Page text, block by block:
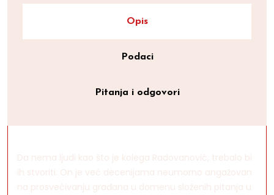
Opis
Podaci
Pitanja i odgovori
Da nema ljudi kao što je kolega Radovanović, trebalo bi
ih stvoriti. On je već decenijama neumorno angažovan
na prosvećivanju građana u domenu složenih pitanja u